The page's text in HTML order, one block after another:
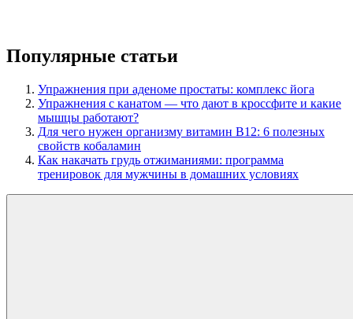
Популярные статьи
Упражнения при аденоме простаты: комплекс йога
Упражнения с канатом — что дают в кроссфите и какие
мышцы работают?
Для чего нужен организму витамин B12: 6 полезных
свойств кобаламин
Как накачать грудь отжиманиями: программа
тренировок для мужчины в домашних условиях